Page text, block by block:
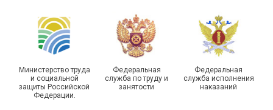
Самарской области
области
Министерство труда
и социальной
защиты Российской
Федерации.
Федеральная
служба по труду и
занятости
Федеральная
служба исполнения
наказаний